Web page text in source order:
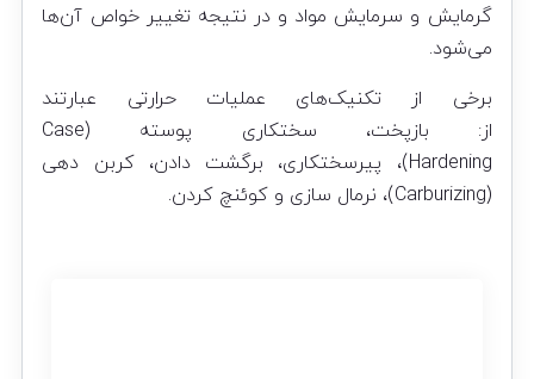
گرمایش و سرمایش مواد و در نتیجه تغییر خواص آن‌ها
می‌شود.
برخی از تکنیک‌های عملیات حرارتی عبارتند
از: بازپخت، سختکاری پوسته (Case
Hardening)، پیرسختکاری، برگشت دادن، کربن دهی
(Carburizing)، نرمال سازی و کوئنچ کردن.